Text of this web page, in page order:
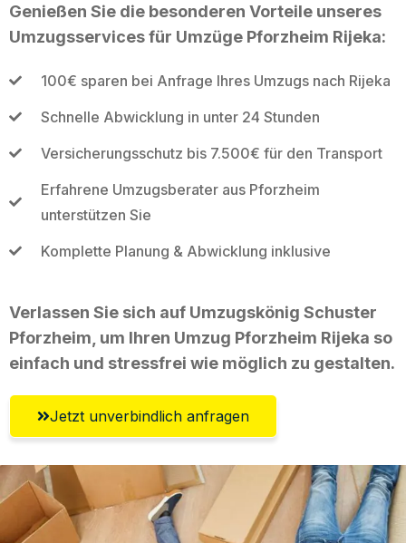
Genießen Sie die besonderen Vorteile unseres
Umzugsservices für Umzüge Pforzheim Rijeka:
100€ sparen bei Anfrage Ihres Umzugs nach Rijeka
Schnelle Abwicklung in unter 24 Stunden
Versicherungsschutz bis 7.500€ für den Transport
Erfahrene Umzugsberater aus Pforzheim
unterstützen Sie
Komplette Planung & Abwicklung inklusive
Verlassen Sie sich auf Umzugskönig Schuster
Pforzheim, um Ihren Umzug Pforzheim Rijeka so
einfach und stressfrei wie möglich zu gestalten.
Jetzt unverbindlich anfragen